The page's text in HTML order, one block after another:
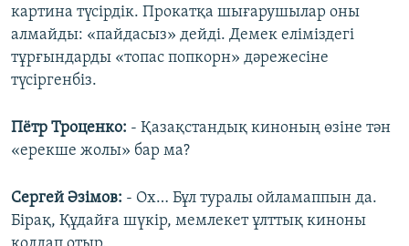
картина түсірдік. Прокатқа шығарушылар оны
алмайды: «пайдасыз» дейді. Демек еліміздегі
тұрғындарды «топас попкорн» дәрежесіне
түсіргенбіз.
Пётр Троценко: - Қазақстандық киноның өзіне тән
«ерекше жолы» бар ма?
Сергей Әзімов: - Ох… Бұл туралы ойламаппын да.
Бірақ, Құдайға шүкір, мемлекет ұлттық киноны